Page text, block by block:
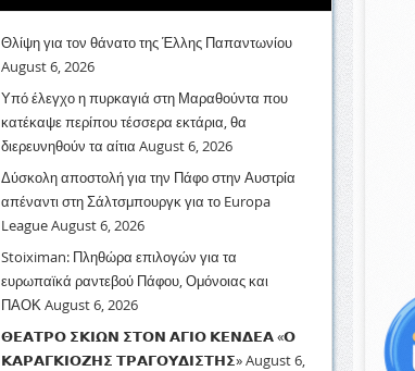
Θλίψη για τον θάνατο της Έλλης Παπαντωνίου
August 6, 2026
Υπό έλεγχο η πυρκαγιά στη Μαραθούντα που
κατέκαψε περίπου τέσσερα εκτάρια, θα
διερευνηθούν τα αίτια August 6, 2026
Δύσκολη αποστολή για την Πάφο στην Αυστρία
απέναντι στη Σάλτσμπουργκ για το Europa
LeagueAugust 6, 2026
Stoiximan: Πληθώρα επιλογών για τα
ευρωπαϊκά ραντεβού Πάφου, Ομόνοιας και
ΠΑΟΚAugust 6, 2026
𝝝𝝚𝝖𝝩𝝦𝝤 𝝨𝝟𝝞𝝮𝝢 𝝨𝝩𝝤𝝢 𝝖𝝘𝝞𝝤 𝝟𝝚𝝢𝝙𝝚𝝖 «𝝤
𝝟𝝖𝝦𝝖𝝘𝝟𝝞𝝤𝝛𝝜𝝨 𝝩𝝦𝝖𝝘𝝤𝝪𝝙𝝞𝝨𝝩𝝜𝝨»August 6,